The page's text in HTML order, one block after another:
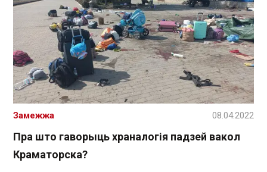
Пра што гаворыць храналогія падзей вакол
Краматорска?
Замежжа 08.04.2022